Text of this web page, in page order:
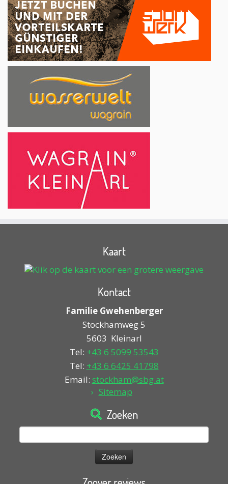
Kaart
Kontact
Familie Gwehenberger
Stockhamweg 5
5603 Kleinarl
Tel: +43 6 5099 53543
Tel: +43 6 6425 41798
Email: stockham@sbg.at
Sitemap
Zoeken